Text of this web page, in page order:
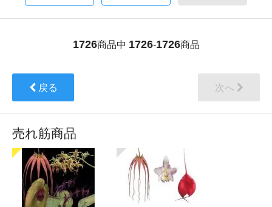
1726商品中 1726-1726商品
戻る 次へ
売れ筋商品